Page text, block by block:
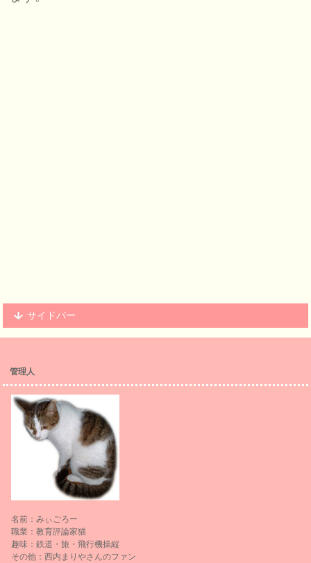
サイドバー
管理人
名前：みぃごろー
職業：教育評論家猫
趣味：鉄道・旅・飛行機操縦
その他：西内まりやさんのファン